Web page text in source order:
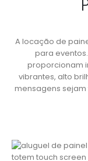
A locação de
para
proporcionam
vibrantes, alto
mensagens